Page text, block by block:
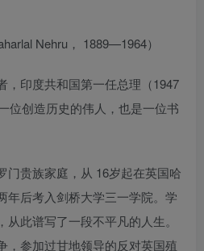
Nehru， 1889—1964）
，印度共和国第一任总理（1947
位创造历史的伟人，也是一位书
门贵族家庭，从 16岁起在英国哈
年后考入剑桥大学三一学院。学
此谱写了一段不平凡的人生。
，参加过甘地领导的反对英国殖